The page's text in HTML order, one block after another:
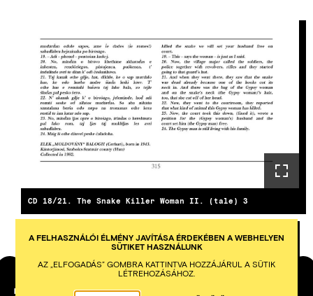
CD 18/21. The Snake Killer Woman II. (tale) 3
PETŐFI IRODALMI MÚZEUM
A FELHASZNÁLÓI ÉLMÉNY JAVÍTÁSA ÉRDEKÉBEN A WEBHELYEN
SÜTIKET HASZNÁLUNK
AZ „ELFOGADÁS” GOMBRA KATTINTVA HOZZÁJÁRUL A SÜTIK
LÉTREHOZÁSÁHOZ.